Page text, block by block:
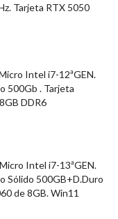
Tarjeta RTX 5050
Intel i7-12ªGEN.
500Gb . Tarjeta
DDR6
Intel i7-13ªGEN.
Sólido 500GB+D.Duro
de 8GB. Win11